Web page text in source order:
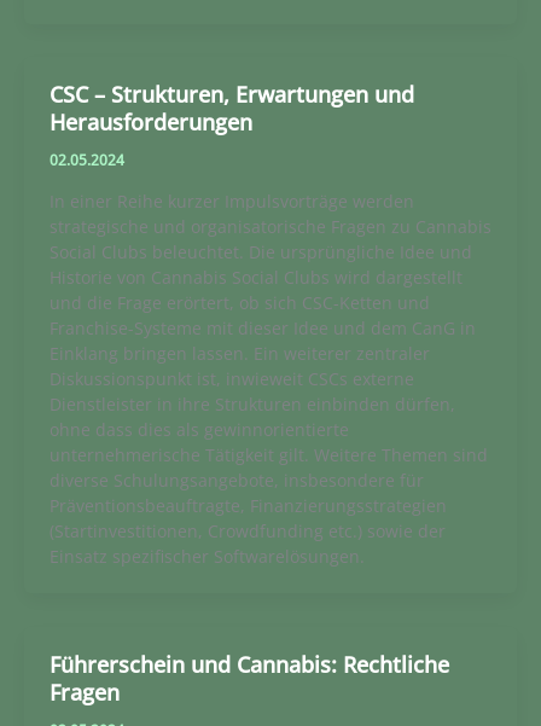
CSC – Strukturen, Erwartungen und
Herausforderungen
02.05.2024
In einer Reihe kurzer Impulsvorträge werden
strategische und organisatorische Fragen zu Cannabis
Social Clubs beleuchtet. Die ursprüngliche Idee und
Historie von Cannabis Social Clubs wird dargestellt
und die Frage erörtert, ob sich CSC-Ketten und
Franchise-Systeme mit dieser Idee und dem CanG in
Einklang bringen lassen. Ein weiterer zentraler
Diskussionspunkt ist, inwieweit CSCs externe
Dienstleister in ihre Strukturen einbinden dürfen,
ohne dass dies als gewinnorientierte
unternehmerische Tätigkeit gilt. Weitere Themen sind
diverse Schulungsangebote, insbesondere für
Präventionsbeauftragte, Finanzierungsstrategien
(Startinvestitionen, Crowdfunding etc.) sowie der
Einsatz spezifischer Softwarelösungen.
Führerschein und Cannabis: Rechtliche
Fragen